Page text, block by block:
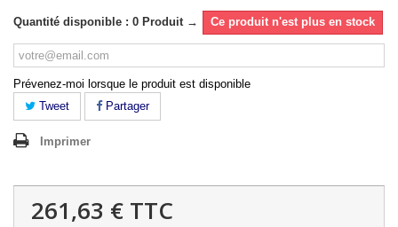
Quantité disponible : 0 Produit → Ce produit n'est plus en stock
Prévenez-moi lorsque le produit est disponible
Tweet
Partager
Imprimer
261,63 € TTC